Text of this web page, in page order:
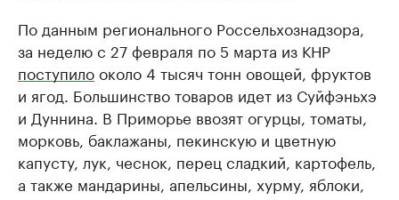
По данным регионального Россельхознадзора,
за неделю с 27 февраля по 5 марта из КНР
поступилооколо 4 тысяч тонн овощей, фруктов
и ягод. Большинство товаров идет из Суйфэньхэ
и Дуннина. В Приморье ввозят огурцы, томаты,
морковь, баклажаны, пекинскую и цветную
капусту, лук, чеснок, перец сладкий, картофель,
а также мандарины, апельсины, хурму, яблоки,